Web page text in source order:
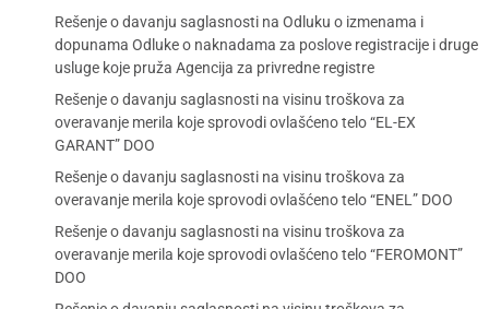
Rešenje o davanju saglasnosti na Odluku o izmenama i
dopunama Odluke o naknadama za poslove registracije i druge
usluge koje pruža Agencija za privredne registre
Rešenje o davanju saglasnosti na visinu troškova za
overavanje merila koje sprovodi ovlašćeno telo “EL-EX
GARANT” DOO
Rešenje o davanju saglasnosti na visinu troškova za
overavanje merila koje sprovodi ovlašćeno telo “ENEL” DOO
Rešenje o davanju saglasnosti na visinu troškova za
overavanje merila koje sprovodi ovlašćeno telo “FEROMONT”
DOO